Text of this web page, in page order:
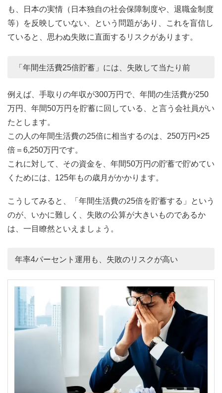
も、日本の実情（日本独自の社会保障制度や、退職金制度
等）を反映していない、という問題があり、これを盲信し
ていると、思わぬ失敗に直面するリスクがあります。
「年間生活費25倍貯蓄」には、失敗して当たり前
例えば、手取りの年収が300万円で、年間の生活費が250
万円、年間50万円を貯蓄に回している、と言う会社員がい
たとします。
この人の年間生活費の25倍に相当するのは、250万円×25
倍＝6,250万円です。
これに対して、その資金を、年間50万円の貯蓄で貯めてい
くためには、125年もの歳月がかかります。
こうしてみると、「年間生活費の25倍を貯蓄する」という
のが、いかに難しく、失敗の公算が大きいものであるか
は、一目瞭然といえましょう。
年率4パーセント運用も、失敗のリスクが高い